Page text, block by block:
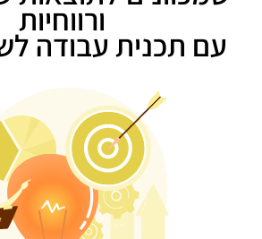
ורווחיות
עם תכנית עבודה לשנת